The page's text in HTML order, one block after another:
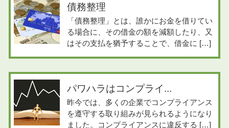
債務整理
「債務整理」とは、誰かにお金を借りてい
る場合に、その借金の額を減額したり、又
はその支払を猶予することで、借金に […]
パワハラはコンプライ...
昨今では、多くの企業でコンプライアンス
を遵守する取り組みが見られるようになり
ました。コンプライアンスに違反する […]